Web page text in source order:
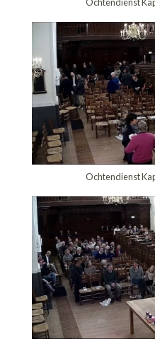
Ochtendienst
Ochtendienst